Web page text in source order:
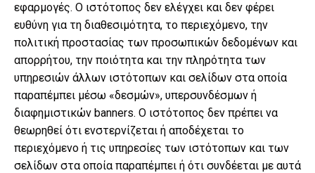
εφαρμογές. Ο ιστότοπος δεν ελέγχει και δεν φέρει
ευθύνη για τη διαθεσιμότητα, το περιεχόμενο, την
πολιτική προστασίας των προσωπικών δεδομένων και
απορρήτου, την ποιότητα και την πληρότητα των
υπηρεσιών άλλων ιστότοπων και σελίδων στα οποία
παραπέμπει μέσω «δεσμών», υπερσυνδέσμων ή
διαφημιστικών banners. Ο ιστότοπος δεν πρέπει να
θεωρηθεί ότι ενστερνίζεται ή αποδέχεται το
περιεχόμενο ή τις υπηρεσίες των ιστότοπων και των
σελίδων στα οποία παραπέμπει ή ότι συνδέεται με αυτά